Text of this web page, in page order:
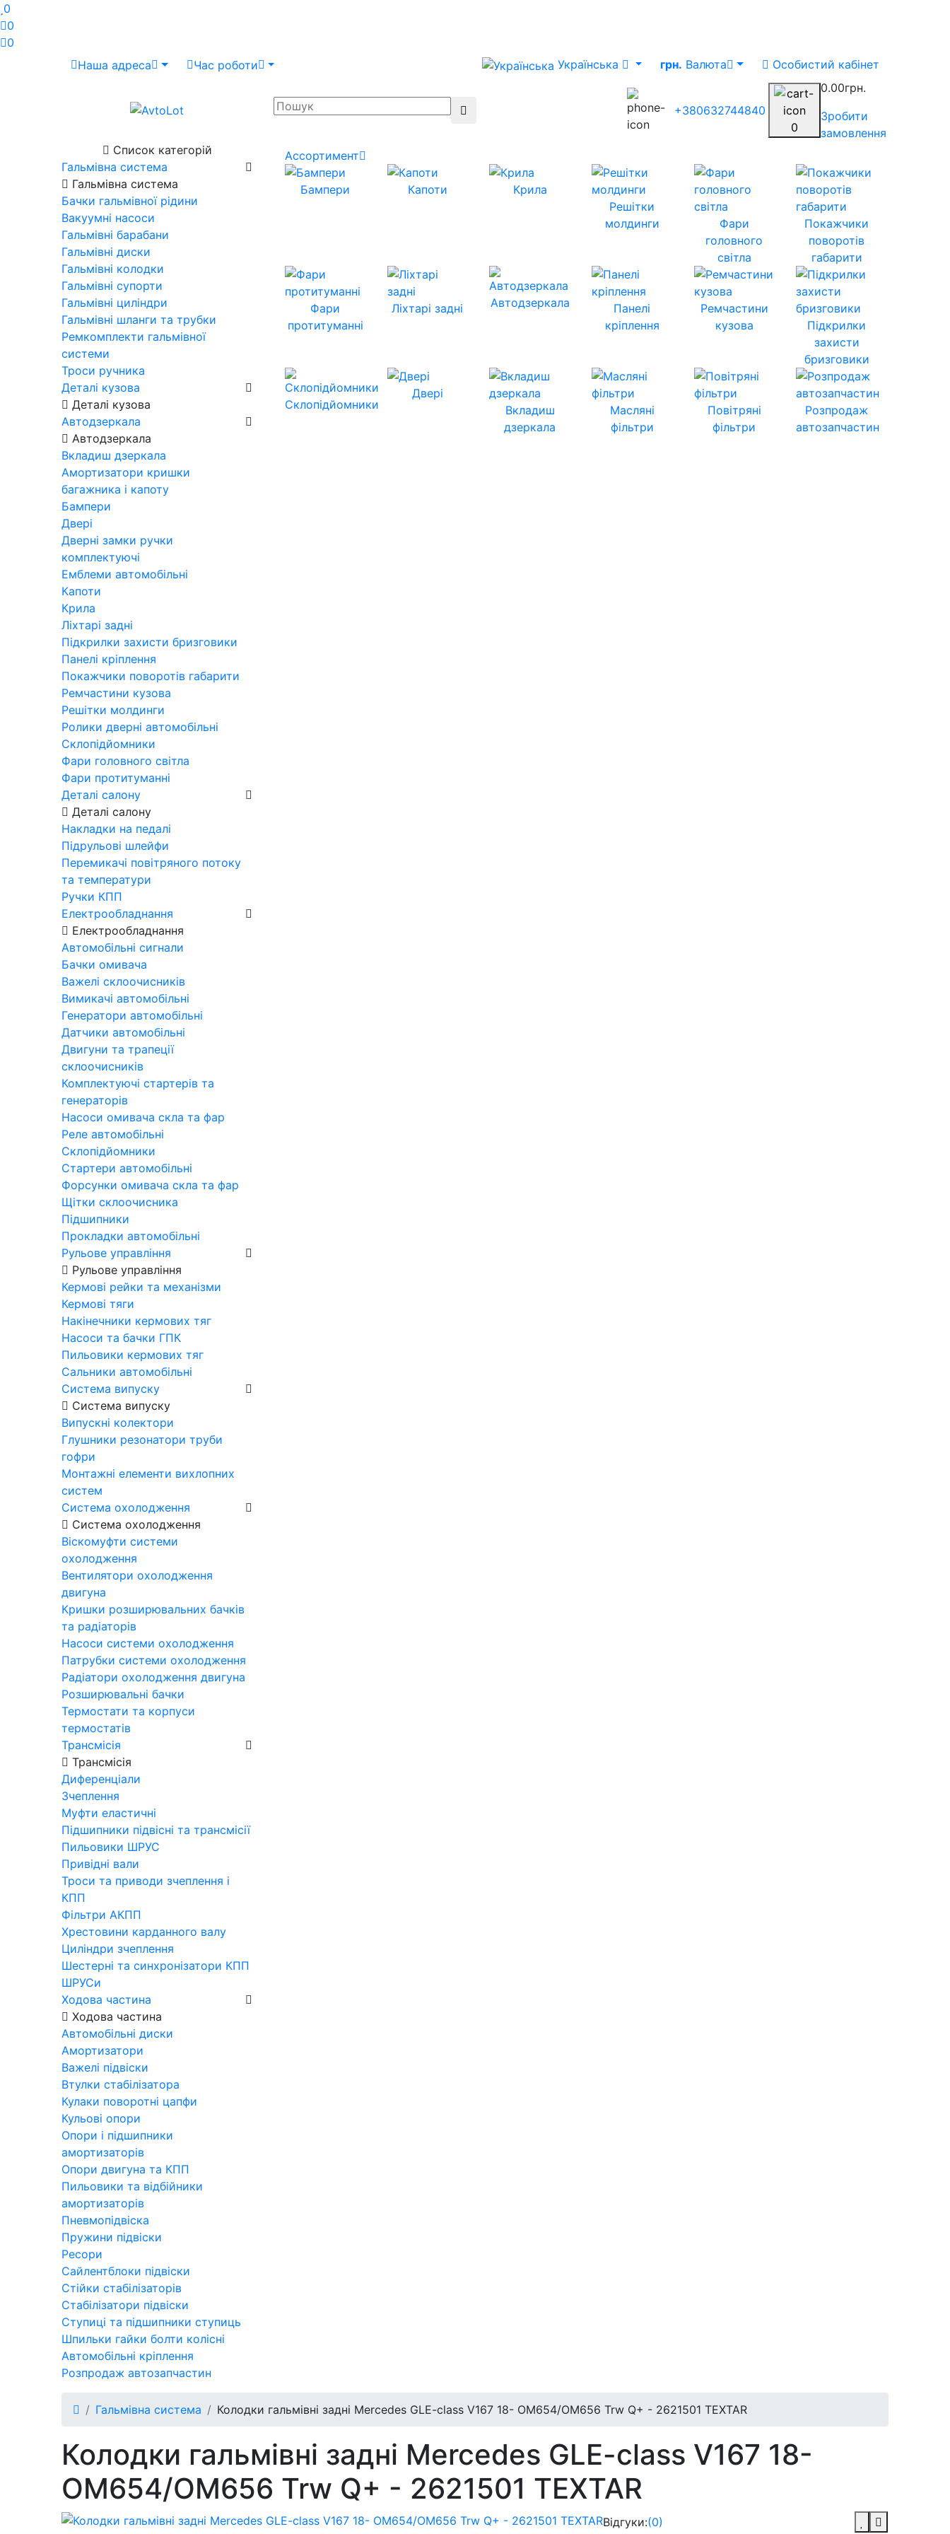
0
0
0
Наша адреса
Час роботи Українська грн. Валюта Особистий кабінет
+380632744840
0
0.00грн.
Зробити
замовлення
Список категорій
Гальмівна система
Гальмівна система
Бачки гальмівної рідини
Вакуумні насоси
Гальмівні барабани
Гальмівні диски
Гальмівні колодки
Гальмівні супорти
Гальмівні циліндри
Гальмівні шланги та трубки
Ремкомплекти гальмівної
системи
Троси ручника
Деталі кузова
Деталі кузова
Автодзеркала
Автодзеркала
Вкладиш дзеркала
Амортизатори кришки
багажника і капоту
Бампери
Двері
Дверні замки ручки
комплектуючі
Емблеми автомобільні
Капоти
Крила
Ліхтарі задні
Підкрилки захисти бризговики
Панелі кріплення
Покажчики поворотів габарити
Ремчастини кузова
Решітки молдинги
Ролики дверні автомобільні
Склопідйомники
Фари головного світла
Фари протитуманні
Деталі салону
Деталі салону
Накладки на педалі
Підрульові шлейфи
Перемикачі повітряного потоку
та температури
Ручки КПП
Електрообладнання
Електрообладнання
Автомобільні сигнали
Бачки омивача
Важелі склоочисників
Вимикачі автомобільні
Генератори автомобільні
Датчики автомобільні
Двигуни та трапеції
склоочисників
Комплектуючі стартерів та
генераторів
Насоси омивача скла та фар
Реле автомобільні
Склопідйомники
Стартери автомобільні
Форсунки омивача скла та фар
Щітки склоочисника
Підшипники
Прокладки автомобільні
Рульове управління
Рульове управління
Кермові рейки та механізми
Кермові тяги
Накінечники кермових тяг
Насоси та бачки ГПК
Пильовики кермових тяг
Сальники автомобільні
Система випуску
Система випуску
Випускні колектори
Глушники резонатори труби
гофри
Монтажні елементи вихлопних
систем
Система охолодження
Система охолодження
Віскомуфти системи
охолодження
Вентилятори охолодження
двигуна
Кришки розширювальних бачків
та радіаторів
Насоси системи охолодження
Патрубки системи охолодження
Радіатори охолодження двигуна
Розширювальні бачки
Термостати та корпуси
термостатів
Трансмісія
Трансмісія
Диференціали
Зчеплення
Муфти еластичні
Підшипники підвісні та трансмісії
Пильовики ШРУС
Привідні вали
Троси та приводи зчеплення і
КПП
Фільтри АКПП
Хрестовини карданного валу
Циліндри зчеплення
Шестерні та синхронізатори КПП
ШРУСи
Ходова частина
Ходова частина
Автомобільні диски
Амортизатори
Важелі підвіски
Втулки стабілізатора
Кулаки поворотні цапфи
Кульові опори
Опори і підшипники
амортизаторів
Опори двигуна та КПП
Пильовики та відбійники
амортизаторів
Пневмопідвіска
Пружини підвіски
Ресори
Сайлентблоки підвіски
Стійки стабілізаторів
Стабілізатори підвіски
Ступиці та підшипники ступиць
Шпильки гайки болти колісні
Автомобільні кріплення
Розпродаж автозапчастин
Ассортимент
Бампери Капоти
Крила
Решітки
молдинги
Фари
головного
світла
Покажчики
поворотів
габарити
Фари
протитуманні
Ліхтарі задні Автодзеркала
Панелі
кріплення
Ремчастини
кузова
Підкрилки
захисти
бризговики
Склопідйомники
Двері
Вкладиш
дзеркала
Масляні
фільтри
Повітряні
фільтри
Розпродаж
автозапчастин
Гальмівна система Колодки гальмівні задні Mercedes GLE-class V167 18- OM654/OM656 Trw Q+ - 2621501 TEXTAR
Колодки гальмівні задні Mercedes GLE-class V167 18-
OM654/OM656 Trw Q+ - 2621501 TEXTAR
Відгуки:(0)